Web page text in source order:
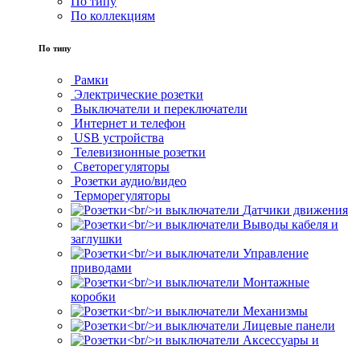
По коллекциям
По типу
Рамки
Электрические розетки
Выключатели и переключатели
Интернет и телефон
USB устройства
Телевизионные розетки
Светорегуляторы
Розетки аудио/видео
Терморегуляторы
Датчики движения
Выводы кабеля и
заглушки
Управление
приводами
Монтажные
коробки
Механизмы
Лицевые панели
Аксессуары и